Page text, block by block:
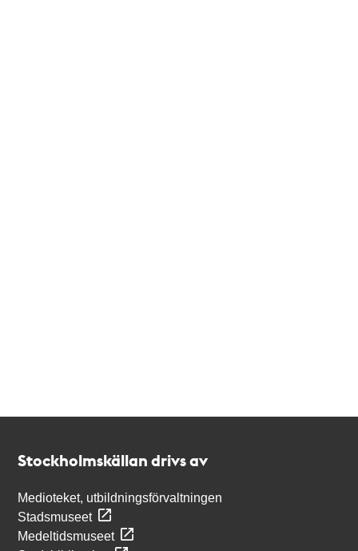
Stockholmskällan drivs av
Medioteket, utbildningsförvaltningen
Stadsmuseet
Medeltidsmuseet